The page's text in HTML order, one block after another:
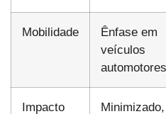
Mobilidade
Ênfase em
veículos
automotores
Impacto
Minimizado,